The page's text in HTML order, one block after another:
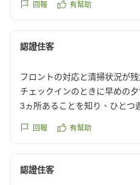
良野和牛の陶板焼きが特に美
見え朝の層雲峡の展望は最高
https://
reviewId=33123478246975
回報 有幫助
認證住客
フロントの対応と清掃状況が
チェックインのときに早めの
3ヵ所あることを知り、ひとつ
と説明を受けたのに、実際は
した。避難経路を確認しよう
の巣がすごかった。とても良
回報 有幫助
認證住客